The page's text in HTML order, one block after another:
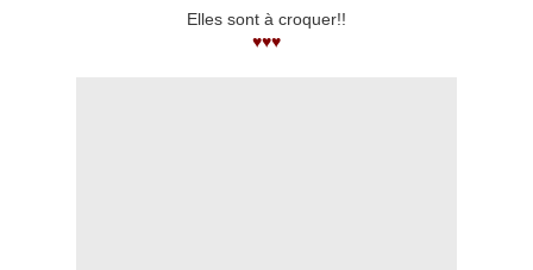
Elles sont à croquer!!
♥♥♥